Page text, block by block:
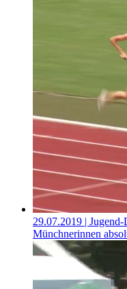
29.07.2019 |
Münchnerinnen